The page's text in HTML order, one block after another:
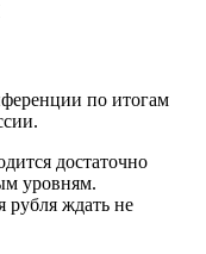
по итогам
достаточно
уровням.
рубля ждать не